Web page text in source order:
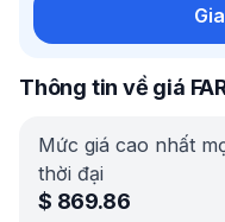
Thông tin về giá
Mức giá cao nhất
thời đại
$ 869.86